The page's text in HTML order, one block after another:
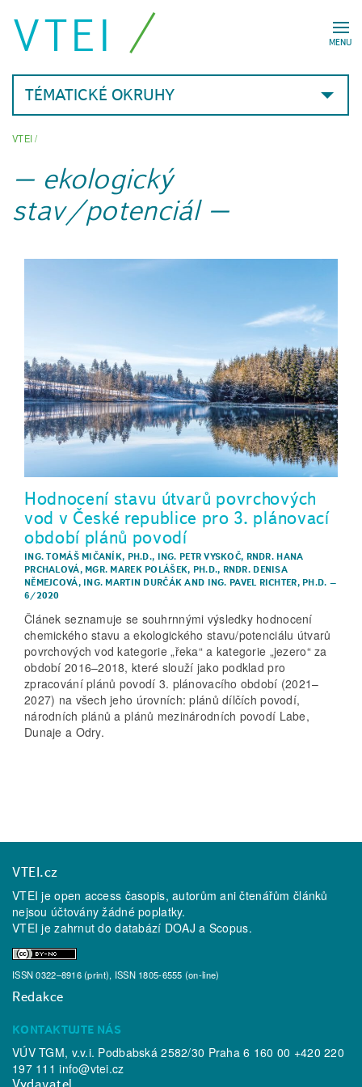
MENU
VTEI
TÉMATICKÉ OKRUHY
VTEI/
ekologický
stav/potenciál
Hodnocení stavu útvarů povrchových
vod v České republice pro 3. plánovací
období plánů povodí
ING. TOMÁŠ MIČANÍK, PH.D., ING. PETR VYSKOČ, RNDR. HANA
PRCHALOVÁ, MGR. MAREK POLÁŠEK, PH.D., RNDR. DENISA
NĚMEJCOVÁ, ING. MARTIN DURČÁK AND ING. PAVEL RICHTER, PH.D. –
6/2020
Článek seznamuje se souhrnnými výsledky hodnocení
chemického stavu a ekologického stavu/potenciálu útvarů
povrchových vod kategorie „řeka“ a kategorie „jezero“ za
období 2016–2018, které slouží jako podklad pro
zpracování plánů povodí 3. plánovacího období (2021–
2027) na všech jeho úrovních: plánů dílčích povodí,
národních plánů a plánů mezinárodních povodí Labe,
Dunaje a Odry.
VTEI.cz
VTEI je open access časopis, autorům ani čtenářům článků
nejsou účtovány žádné poplatky.
VTEI je zahrnut do databází DOAJ a Scopus.
ISSN 0322–8916 (print), ISSN 1805-6555 (on-line)
Redakce
KONTAKTUJTE NÁS
VÚV TGM, v.v.i. Podbabská 2582/30 Praha 6 160 00 +420 220
197 111info@vtei.cz